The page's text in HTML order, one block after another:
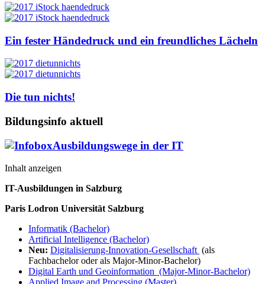
Ein fester Händedruck und ein freundliches Lächeln
Die tun nichts!
Bildungsinfo aktuell
Ausbildungswege in der IT
Inhalt anzeigen
IT-Ausbildungen in Salzburg
Paris Lodron Universität Salzburg
Informatik (Bachelor)
Artificial Intelligence (Bachelor)
Neu: Digitalisierung-Innovation-Gesellschaft (als
Fachbachelor oder als Major-Minor-Bachelor)
Digital Earth und Geoinformation (Major-Minor-Bachelor)